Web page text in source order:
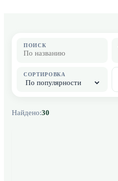
ПОИСК
СОРТИРОВКА
Найдено:30